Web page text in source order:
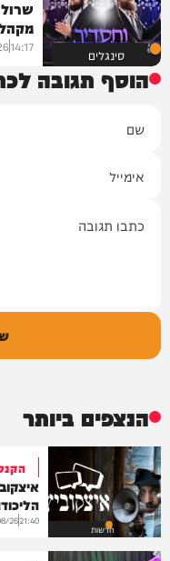
סינגלים 14:17
הוסף תגובה
הנצפים ביותר
חדשות
21:40
26